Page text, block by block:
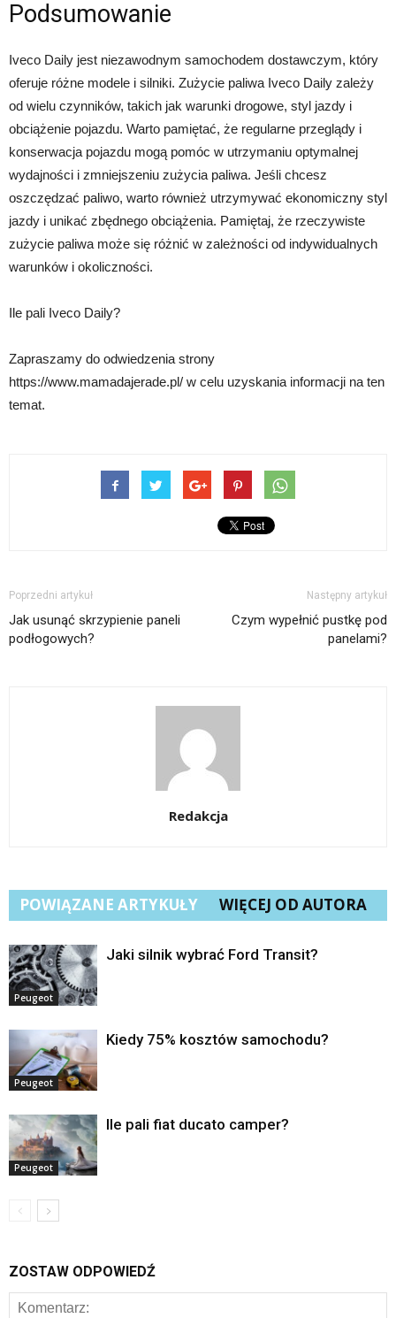
Podsumowanie
Iveco Daily jest niezawodnym samochodem dostawczym, który
oferuje różne modele i silniki. Zużycie paliwa Iveco Daily zależy
od wielu czynników, takich jak warunki drogowe, styl jazdy i
obciążenie pojazdu. Warto pamiętać, że regularne przeglądy i
konserwacja pojazdu mogą pomóc w utrzymaniu optymalnej
wydajności i zmniejszeniu zużycia paliwa. Jeśli chcesz
oszczędzać paliwo, warto również utrzymywać ekonomiczny styl
jazdy i unikać zbędnego obciążenia. Pamiętaj, że rzeczywiste
zużycie paliwa może się różnić w zależności od indywidualnych
warunków i okoliczności.
Ile pali Iveco Daily?
Zapraszamy do odwiedzenia strony
https://www.mamadajerade.pl/ w celu uzyskania informacji na ten
temat.
Poprzedni artykuł
Jak usunąć skrzypienie paneli
podłogowych?
Następny artykuł
Czym wypełnić pustkę pod
panelami?
Redakcja
POWIĄZANE ARTYKUŁY WIĘCEJ OD AUTORA
Peugeot
Jaki silnik wybrać Ford Transit?
Peugeot
Kiedy 75% kosztów samochodu?
Peugeot
Ile pali fiat ducato camper?
ZOSTAW ODPOWIEDŹ